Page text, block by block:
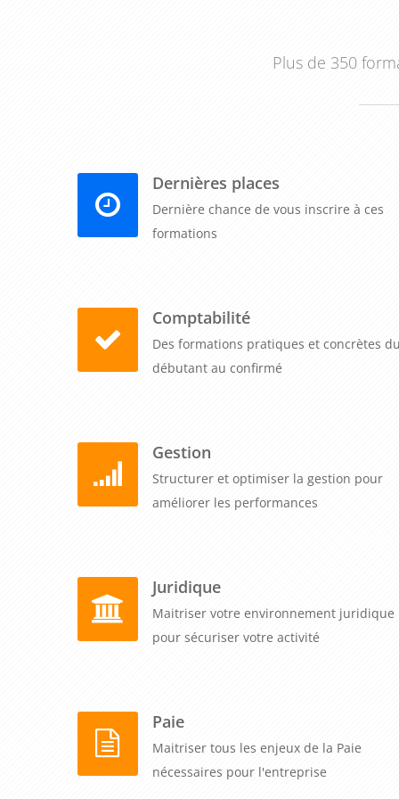
Plus de 350
Dernières places
Dernière chance de vous inscrire à ces
formations
Comptabilité
Des formations pratiques et concrètes
débutant au confirmé
Gestion
Structurer et optimiser la gestion pour
améliorer les performances
Juridique
Maitriser votre environnement juridique
pour sécuriser votre activité
Paie
Maitriser tous les enjeux de la Paie
nécessaires pour l'entreprise